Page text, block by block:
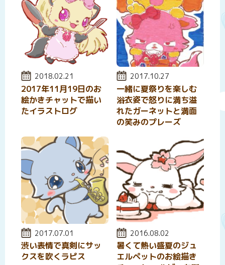
投稿日:
2018.02.21
2017年11月19日のお
絵かきチャットで描い
たイラストログ
投稿日:
2017.10.27
一緒に夏祭りを楽しむ
浴衣姿で怒りに満ち溢
れたガーネットと満面
の笑みのプレーズ
投稿日:
2017.07.01
渋い表情で真剣にサッ
クスを吹くラピス
投稿日:
2016.08.02
暑くて熱い盛夏のジュ
エルペットのお絵描き